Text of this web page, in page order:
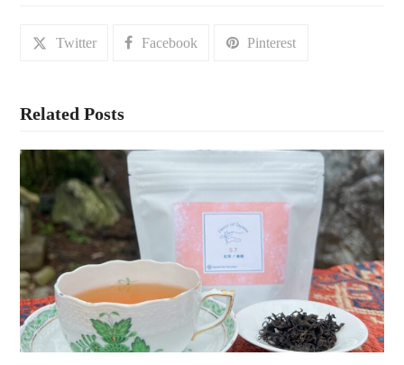
Twitter Facebook Pinterest
Related Posts